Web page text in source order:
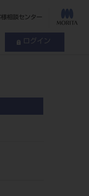
様相談センター
ログイン